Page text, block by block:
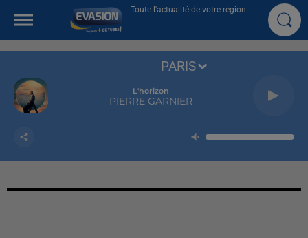
Toute l'actualité de votre région
L'horizon
PIERRE GARNIER
PARIS